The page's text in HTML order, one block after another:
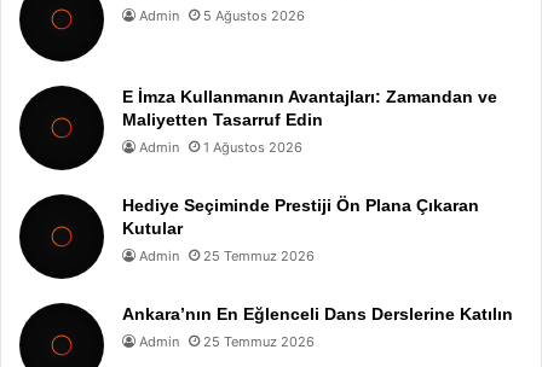
Admin 5 Ağustos 2026
E İmza Kullanmanın Avantajları: Zamandan ve
Maliyetten Tasarruf Edin
Admin 1 Ağustos 2026
Hediye Seçiminde Prestiji Ön Plana Çıkaran
Kutular
Admin 25 Temmuz 2026
Ankara’nın En Eğlenceli Dans Derslerine Katılın
Admin 25 Temmuz 2026